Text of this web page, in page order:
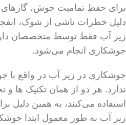
برای حفظ تمامیت جوش، گازهای
دلیل خطرات ناشی از شوک،
زیر آب فقط توسط متخصصان
جوشکاری انجام می‌شود.
جوشکاری در زیر آب در واقع
ندارد. هر دو از همان تکنیک ها و
استفاده می‌کنند، به همین
زیر آب به طور معمول ابتدا